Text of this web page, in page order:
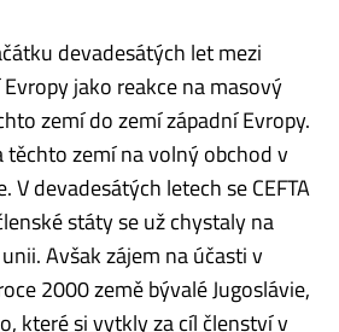
devadesátých let mezi
jako reakce na masový
zemí do zemí západní Evropy.
těchto zemí na volný obchod v
V devadesátých letech se CEFTA
státy se už chystaly na
Avšak zájem na účasti v
2000 země bývalé Jugoslávie,
které si vytkly za cíl členství v